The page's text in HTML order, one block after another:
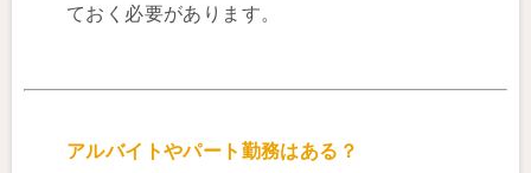
ておく必要があります。
アルバイトやパート勤務はある？